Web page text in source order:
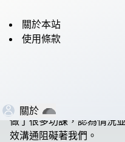
關於本站
使用條款
關於
關於本站
做了很多功課，認為情況
效溝通阻礙著我們。